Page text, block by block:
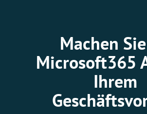
Machen
Microsoft365
Ihrem